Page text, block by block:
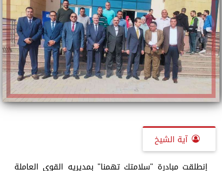
آية الشيخ
إنطلقت مبادرة "سلامتك تهمنا" بمديريه القوى العاملة